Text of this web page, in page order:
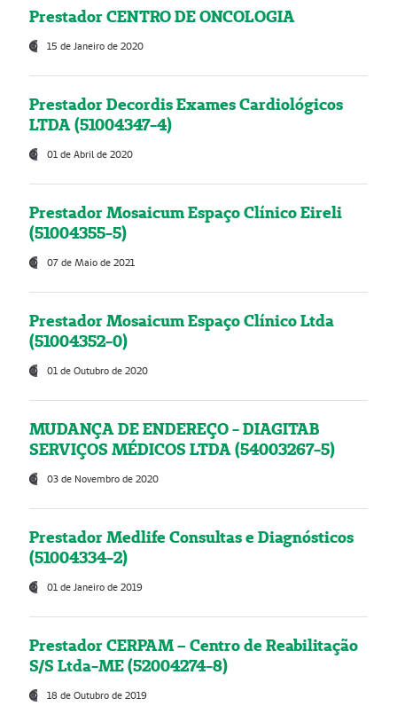
Prestador CENTRO DE ONCOLOGIA
15 de Janeiro de 2020
Prestador Decordis Exames Cardiológicos
LTDA (51004347-4)
01 de Abril de 2020
Prestador Mosaicum Espaço Clínico Eireli
(51004355-5)
07 de Maio de 2021
Prestador Mosaicum Espaço Clínico Ltda
(51004352-0)
01 de Outubro de 2020
MUDANÇA DE ENDEREÇO - DIAGITAB
SERVIÇOS MÉDICOS LTDA (54003267-5)
03 de Novembro de 2020
Prestador Medlife Consultas e Diagnósticos
(51004334-2)
01 de Janeiro de 2019
Prestador CERPAM – Centro de Reabilitação
S/S Ltda-ME (52004274-8)
18 de Outubro de 2019